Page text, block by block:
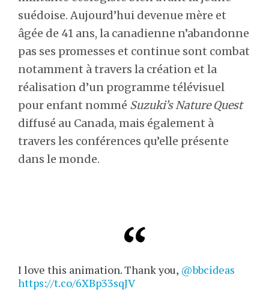
suédoise. Aujourd’hui devenue mère et
âgée de 41 ans, la canadienne n’abandonne
pas ses promesses et continue sont combat
notamment à travers la création et la
réalisation d’un programme télévisuel
pour enfant nommé Suzuki’s Nature Quest
diffusé au Canada, mais également à
travers les conférences qu’elle présente
dans le monde.
I love this animation. Thank you, @bbcideas
https://t.co/6XBp33sqJV